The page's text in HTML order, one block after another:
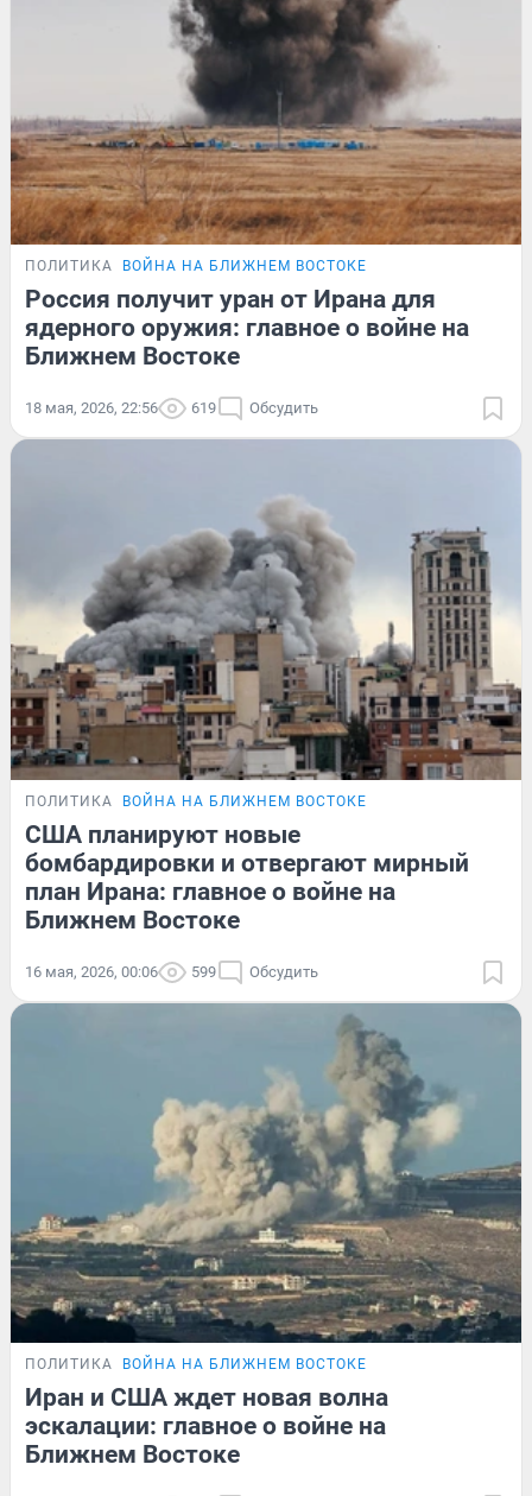
ПОЛИТИКА ВОЙНА НА БЛИЖНЕМ ВОСТОКЕ
Россия получит уран от Ирана для
ядерного оружия: главное о войне на
Ближнем Востоке
18 мая, 2026, 22:56 619 Обсудить
ПОЛИТИКА ВОЙНА НА БЛИЖНЕМ ВОСТОКЕ
США планируют новые
бомбардировки и отвергают мирный
план Ирана: главное о войне на
Ближнем Востоке
16 мая, 2026, 00:06 599 Обсудить
ПОЛИТИКА ВОЙНА НА БЛИЖНЕМ ВОСТОКЕ
Иран и США ждет новая волна
эскалации: главное о войне на
Ближнем Востоке